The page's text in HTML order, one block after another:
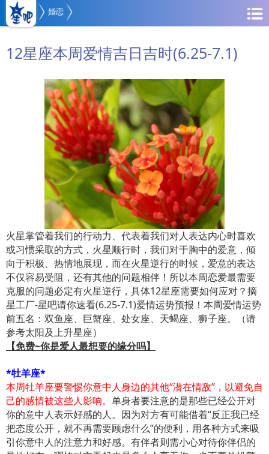
婚恋
12星座本周爱情吉日吉时(6.25-7.1)
火星掌管着我们的行动力、代表着我们对人表达内心时喜欢
或习惯采取的方式，火星顺行时，我们对于胸中的爱意，倾
向于积极、热情地展现，而在火星逆行的时候，爱意的表达
不仅容易受阻，还有其他的问题相伴！所以本周恋爱最需要
克服的问题必定有火星逆行，具体12星座需要如何应对？摘
星工厂-星吧请你速看(6.25-7.1)爱情运势预报！本周爱情运势
前五名：双鱼座、巨蟹座、处女座、天蝎座、狮子座。（请
参考太阳及上升星座）
【免费~你是爱人最想要的缘分吗】
*牡羊座*
本周牡羊座要警惕你意中人身边的其他“潜在情敌”，以避免自
己的感情被这些人影响。 单身者要注意的是那些已经公开对
你的意中人表示好感的人。因为对方有可能借着“反正我已经
把态度公开，就不再需要顾虑什么”的便利，用各种方式来吸
引你意中人的注意力和好感。有伴者则需小心对待你伴侣的